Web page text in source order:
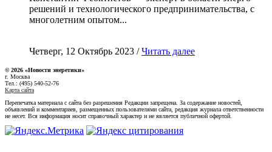
решений и технологического предпринимательства, с
многолетним опытом...
Четверг, 12 Октябрь 2023 /Читать далее
© 2026 «Новости энеретики»
г. Москва
Тел.: (495) 540-52-76
Карта сайта
Перепечатка материала с сайта без разрешения Редакции запрещена. За содержание новостей,
объявлений и комментариев, размещенных пользователями сайта, редакция журнала ответственности
не несет. Вся информация носит справочный характер и не является публичной офертой.